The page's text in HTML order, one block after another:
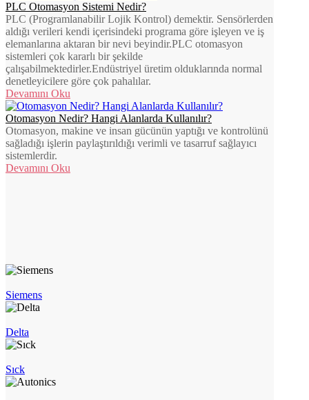
PLC Otomasyon Sistemi Nedir?
PLC (Programlanabilir Lojik Kontrol) demektir. Sensörlerden
aldığı verileri kendi içerisindeki programa göre işleyen ve iş
elemanlarına aktaran bir nevi beyindir.PLC otomasyon
sistemleri çok kararlı bir şekilde
çalışabilmektedirler.Endüstriyel üretim olduklarında normal
denetleyicilere göre çok pahalılar.
Devamını Oku
Otomasyon Nedir? Hangi Alanlarda Kullanılır?
Otomasyon, makine ve insan gücünün yaptığı ve kontrolünü
sağladığı işlerin paylaştırıldığı verimli ve tasarruf sağlayıcı
sistemlerdir.
Devamını Oku
Siemens
Delta
Sıck